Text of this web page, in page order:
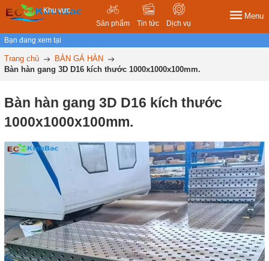
Khu vực
Sản phẩm
Tin tức Dịch vụ
Menu
Bạn đang xem tại
Trang chủ
BÀN GÁ HÀN
Bàn hàn gang 3D D16 kích thước 1000x1000x100mm.
Bàn hàn gang 3D D16 kích thước
1000x1000x100mm.